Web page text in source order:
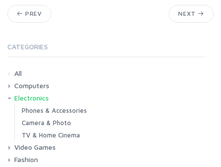
PREV NEXT
CATEGORIES
All
Computers
Laptops
Tablets
Desktops
Monitors
Components
Accessories
Printers & Ink
Electronics
Phones & Accessories
Camera & Photo
TV & Home Cinema
Video Games
Consoles & Accessories
Console Games
PC Games
Fashion